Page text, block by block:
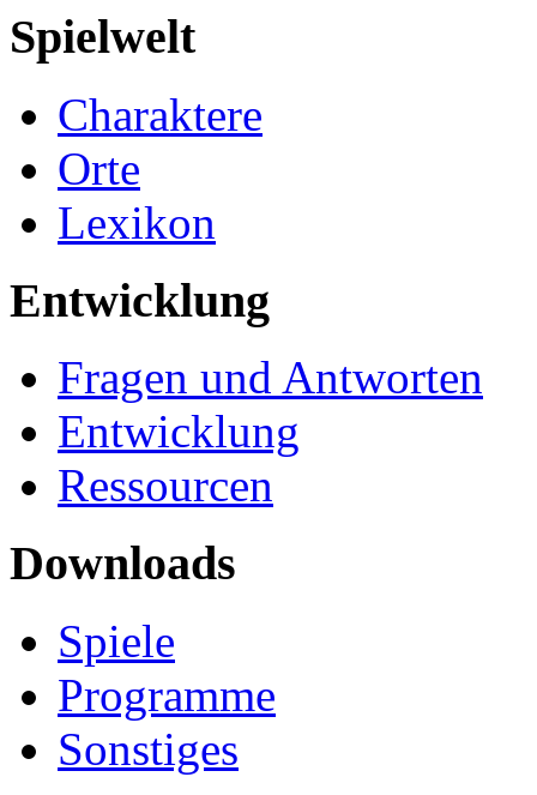
Spielwelt
Charaktere
Orte
Lexikon
Entwicklung
Fragen und Antworten
Entwicklung
Ressourcen
Downloads
Spiele
Programme
Sonstiges